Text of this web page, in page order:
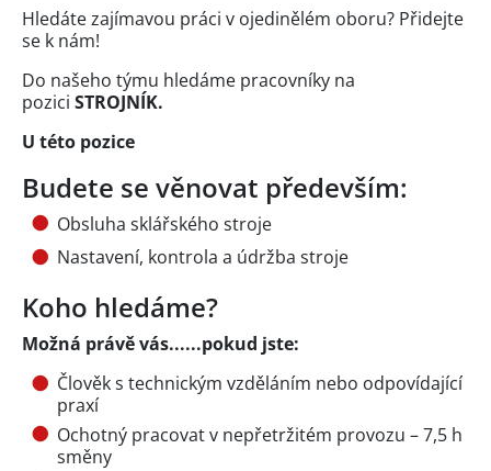
Hledáte zajímavou práci v ojedinělém oboru? Přidejte
se k nám!
Do našeho týmu hledáme pracovníky na
pozici STROJNÍK.
U této pozice
Budete se věnovat především:
Obsluha sklářského stroje
Nastavení, kontrola a údržba stroje
Koho hledáme?
Možná právě vás......pokud jste:
Člověk s technickým vzděláním nebo odpovídající
praxí
Ochotný pracovat v nepřetržitém provozu – 7,5 h
směny